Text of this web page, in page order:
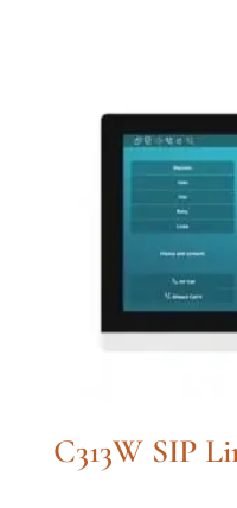
C313W SIP